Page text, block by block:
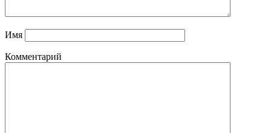
Имя
Комментарий